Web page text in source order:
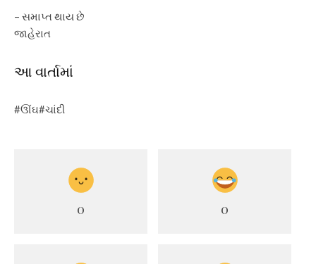
– સમાપ્ત થાય છે
જાહેરાત
આ વાર્તામાં
#ઊંઘ#ચાંદી
0 0